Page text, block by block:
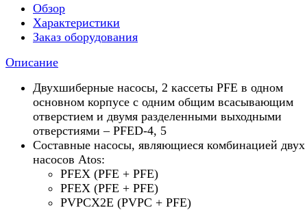
Обзор
Характеристики
Заказ оборудования
Описание
Двухшиберные насосы, 2 кассеты PFE в одном
основном корпусе с одним общим всасывающим
отверстием и двумя разделенными выходными
отверстиями – PFED-4, 5
Составные насосы, являющиеся комбинацией двух
насосов Atos:
PFEX (PFE + PFE)
PFEX (PFE + PFE)
PVPCX2E (PVPC + PFE)